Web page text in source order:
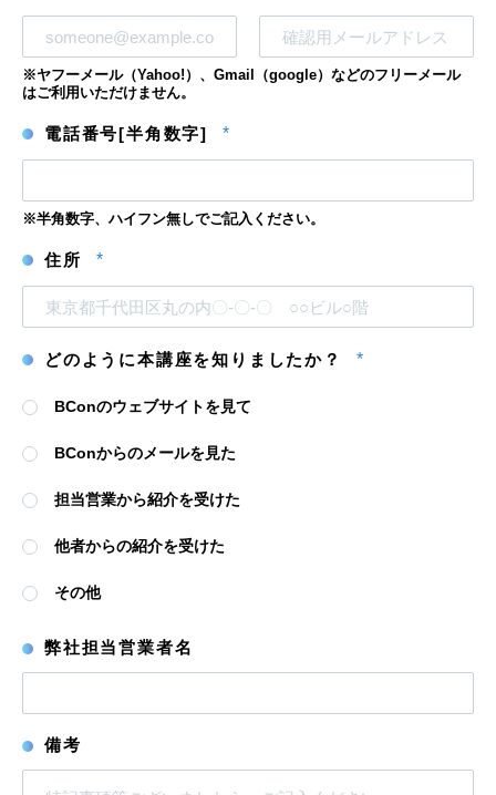
メ
ー
ル
ド
メ
ー
確
認
※ヤフーメール（Yahoo!）、Gmail（google）などのフリーメール
はご利用いただけません。
電話番号[半角数字] *
※半角数字、ハイフン無しでご記入ください。
住所 *
どのように本講座を知りましたか？ *
BConのウェブサイトを見て
BConからのメールを見た
担当営業から紹介を受けた
他者からの紹介を受けた
その他
弊社担当営業者名
備考